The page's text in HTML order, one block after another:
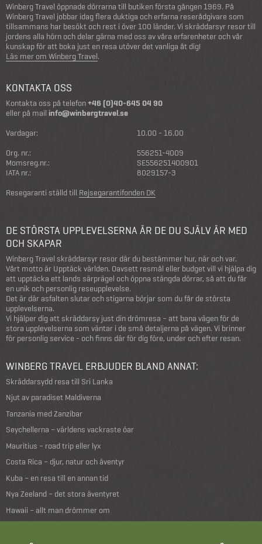
Winberg Travel öppnade dörrarna till butiken första gången 1969. På
Winberg Travel jobbar idag flera duktiga och erfarna reserådgivare som
tillsammans har besökt och rest i över 100 länder. Vi skräddarsyr resor till
jordens alla hörn och delar gärna med oss av våra erfarenheter och vår
kunskap för att boka just en resa utöver det vanliga åt dig!
Läs mer om Winberg Travel.
KONTAKTA OSS
Kontakta oss på telefon+46 (0)40-645 04 90
eller på mail info@winbergtravel.se
Vardagar:
10.00 - 16.00
Org. nr.:
556251-4009
Momsreg.nr.:
SE556251400901
IATA nr.:
8029157-3
Resegaranti ställd till Rejsegarantifonden DK
DE STÖRSTA UPPLEVELSERNA ÄR DE DU SJÄLV ÄR MED
OCH SKAPAR
Winberg Travel skräddarsyr resor där du bestämmer hur, när och var.
Vårt motto är Upptäck världen. Oavsett resmål eller budget vill vi hjälpa dig
att upptäcka ett lands särprägel och öppna stängda dörrar, så att du får
en unik och personlig reseupplevelse.
Det är där asfalten slutar och stigarna börjar som du får de största
upplevelserna.
Vi hjälper dig att skräddarsy just din drömresa – att bana vägen för de
stora upplevelserna som väntar i de små detaljerna på vägen. Vi brinner
för personlig service - och finns där för dig före, under och efter resan.
WINBERG TRAVEL ERBJUDER BLAND ANNAT:
Skräddarsydd resa till Sri Lanka
Njut av paradiset Maldiverna
Tanzania med Zanzibar
Seychellerna – världens vackraste öar
Mauritius – road trip eller lyx
Costa Rica – djur, natur och äventyr
Kuba – en resa till en annan tid
Nya Zeeland – det stora äventyret
Hawaii – allt man drömmer om